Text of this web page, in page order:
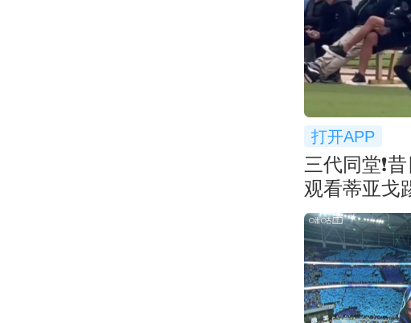
打开APP
三代同堂❗️
观看蒂亚戈